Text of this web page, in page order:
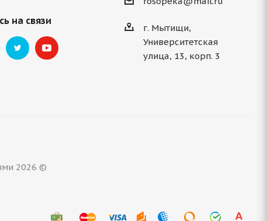
на связи
г. Мытищи,
Университетская
улица, 13, корп. 3
2026 ©